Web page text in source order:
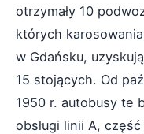
otrzymały 10
których
w Gdańsku,
15 stojących. Od
1950 r. autobusy te
obsługi linii A,